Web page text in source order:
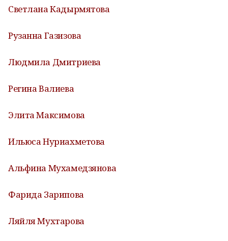
Светлана Кадырмятова
Рузанна Газизова
Людмила Дмитриева
Регина Валиева
Элита Максимова
Ильюса Нуриахметова
Альфина Мухамедзянова
Фарида Зарипова
Ляйля Мухтарова